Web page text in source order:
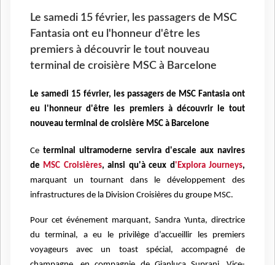
Le samedi 15 février, les passagers de MSC
Fantasia ont eu l'honneur d'être les
premiers à découvrir le tout nouveau
terminal de croisière MSC à Barcelone
Le samedi 15 février, les passagers de MSC Fantasia ont
eu l'honneur d'être les premiers à découvrir le tout
nouveau terminal de croisière MSC à Barcelone
Ce terminal ultramoderne servira d'escale aux navires
de MSC Croisières, ainsi qu'à ceux d'Explora Journeys,
marquant un tournant dans le développement des
infrastructures de la Division Croisières du groupe MSC.
Pour cet événement marquant, Sandra Yunta, directrice
du terminal, a eu le privilège d’accueillir les premiers
voyageurs avec un toast spécial, accompagné de